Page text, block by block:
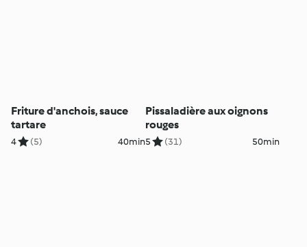
Friture d'anchois, sauce
tartare
4 (5) 40min
Pissaladière aux oignons
rouges
5 (31) 50min